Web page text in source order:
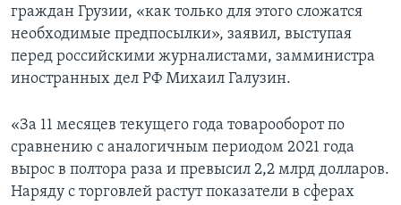
граждан Грузии, «как только для этого сложатся
необходимые предпосылки», заявил, выступая
перед российскими журналистами, замминистра
иностранных дел РФ Михаил Галузин.
«За 11 месяцев текущего года товарооборот по
сравнению с аналогичным периодом 2021 года
вырос в полтора раза и превысил 2,2 млрд долларов.
Наряду с торговлей растут показатели в сферах